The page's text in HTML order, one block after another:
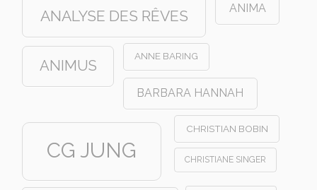
ANALYSE DES RÊVES ANIMA
ANIMUS
ANNE BARING
BARBARA HANNAH
CG JUNG
CHRISTIAN BOBIN
CHRISTIANE SINGER